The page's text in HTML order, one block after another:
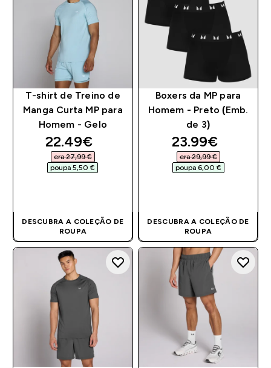
T-shirt de Treino de
Manga Curta MP para
Homem - Gelo
discounted price
22.49€‎
era 27,99 €‎
poupa 5,50 €‎
DESCUBRA A COLEÇÃO DE
ROUPA
Boxers da MP para
Homem - Preto (Emb.
de 3)
discounted
23.99€‎
era 29,99 €‎
poupa 6,00 €‎
DESCUBRA A COLEÇÃO DE
ROUPA